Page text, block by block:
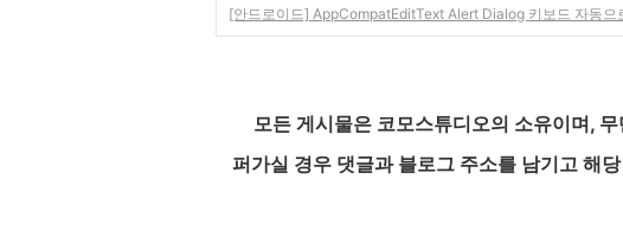
[안드로이드] AppCompatEditText Alert Dialog 키보드 자동으
모든 게시물은 코모스튜디오의 소유이며,
퍼가실 경우 댓글과 블로그 주소를 남기고 해